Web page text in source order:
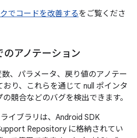
でコードを改善するをご覧くださ
アノテーション
、パラメータ、戻り値のアノテー
り、これらを通じて null ポインタ
競合などのバグを検出できます。
イブラリは、Android SDK
Repository に格納されてい